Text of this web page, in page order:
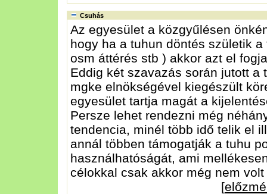
Csuhás
Az egyesület a közgyűlésen
hogy ha a tuhun döntés születik
osm áttérés stb ) akkor azt el
Eddig két szavazás során jutott
mgke elnökségével kiegészült
egyesület tartja magát a
Persze lehet rendezni még
tendencia, minél több idő telik el
annál többen támogatják a tuhu
használhatóságát, ami
célokkal csak akkor még nem
[